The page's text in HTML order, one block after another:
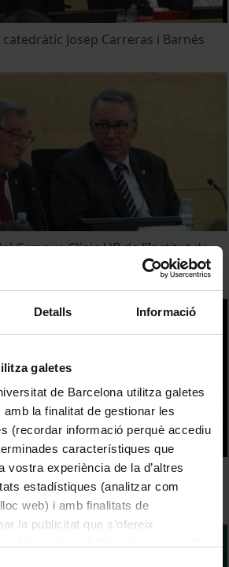
Detalls Informació
galetes
de Barcelona utilitza galetes
la finalitat de gestionar les
(recordar informació perquè accediu
característiques que
vostra experiència de la d’altres
estadístiques (analitzar com
web) i amb finalitats de
la publicitat que s’ofereix
Josep Carreras i Barnés
Campus Clínic-UB de l’Institut de
Josep Carreras (IJC)
l'ensenyament de Podologia.